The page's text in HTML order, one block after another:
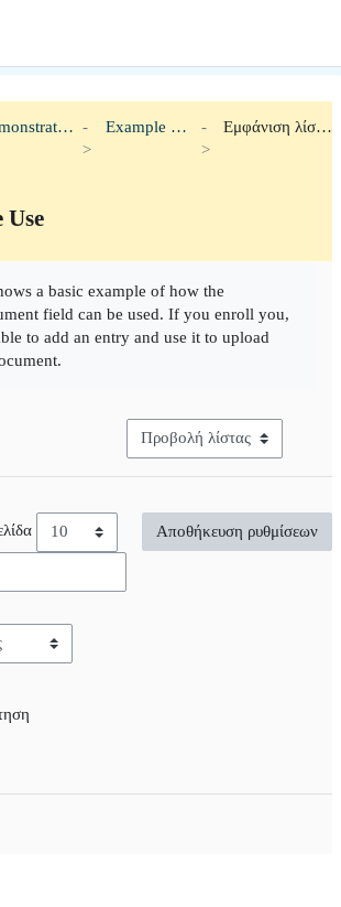
Demonstration Example Use Εμφάνιση λίστας
Use
a basic example of how the
field can be used. If you enroll you,
to add an entry and use it to upload
View mode tertiary navigation